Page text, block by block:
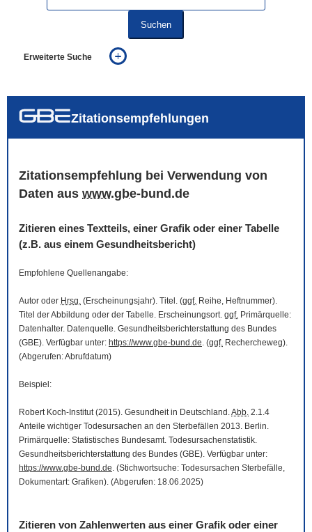
Suchen
Erweiterte Suche
auch in allen Texten suchen (Volltextsuche)
Zitationsempfehlungen
Zitationsempfehlung bei Verwendung von
Daten aus www.gbe-bund.de
Zitieren eines Textteils, einer Grafik oder einer Tabelle
(z.B. aus einem Gesundheitsbericht)
Empfohlene Quellenangabe:
Autor oder Hrsg. (Erscheinungsjahr). Titel. (ggf. Reihe, Heftnummer).
Titel der Abbildung oder der Tabelle. Erscheinungsort. ggf. Primärquelle:
Datenhalter. Datenquelle. Gesundheitsberichterstattung des Bundes
(GBE). Verfügbar unter: https://www.gbe-bund.de. (ggf. Rechercheweg).
(Abgerufen: Abrufdatum)
Beispiel:
Robert Koch-Institut (2015). Gesundheit in Deutschland.Abb. 2.1.4
Anteile wichtiger Todesursachen an den Sterbefällen 2013. Berlin.
Primärquelle: Statistisches Bundesamt. Todesursachenstatistik.
Gesundheitsberichterstattung des Bundes (GBE). Verfügbar unter:
https://www.gbe-bund.de. (Stichwortsuche: Todesursachen Sterbefälle,
Dokumentart: Grafiken). (Abgerufen: 18.06.2025)
Zitieren von Zahlenwerten aus einer Grafik oder einer